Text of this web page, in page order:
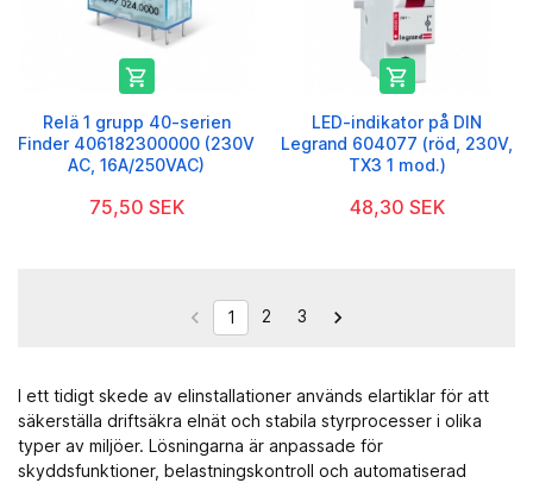

Relä 1 grupp 40-serien
Finder 406182300000 (230V
AC, 16A/250VAC)
75,50 SEK

LED-indikator på DIN
Legrand 604077 (röd, 230V,
TX3 1 mod.)
48,30 SEK
 1 2 3 
I ett tidigt skede av elinstallationer används elartiklar för att
säkerställa driftsäkra elnät och stabila styrprocesser i olika
typer av miljöer. Lösningarna är anpassade för
skyddsfunktioner, belastningskontroll och automatiserad